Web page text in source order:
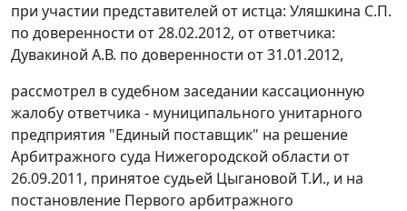
при участии представителей от истца: Уляшкина С.П.
по доверенности от 28.02.2012, от ответчика:
Дувакиной А.В. по доверенности от 31.01.2012,
рассмотрел в судебном заседании кассационную
жалобу ответчика - муниципального унитарного
предприятия "Единый поставщик" на решение
Арбитражного суда Нижегородской области от
26.09.2011, принятое судьей Цыгановой Т.И., и на
постановление Первого арбитражного